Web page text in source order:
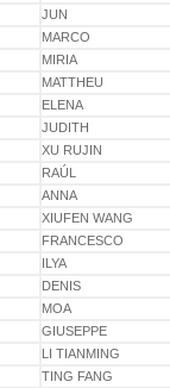
JUN
MARCO
MIRIA
MATTHEU
ELENA
JUDITH
XU RUJIN
RAÚL
ANNA
XIUFEN WANG
FRANCESCO
ILYA
DENIS
MOA
GIUSEPPE
LI TIANMING
TING FANG